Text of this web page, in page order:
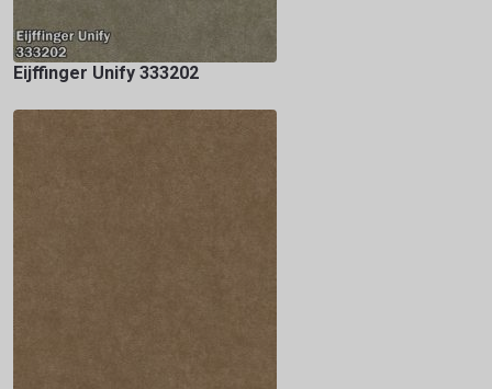
Eijffinger Unify 333202